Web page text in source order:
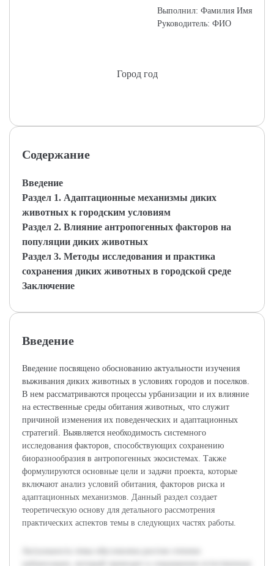
Выполнил: Фамилия Имя
Руководитель: ФИО
Город год
Содержание
Введение
Раздел 1. Адаптационные механизмы диких
животных к городским условиям
Раздел 2. Влияние антропогенных факторов на
популяции диких животных
Раздел 3. Методы исследования и практика
сохранения диких животных в городской среде
Заключение
Введение
Введение посвящено обоснованию актуальности изучения
выживания диких животных в условиях городов и поселков.
В нем рассматриваются процессы урбанизации и их влияние
на естественные среды обитания животных, что служит
причиной изменения их поведенческих и адаптационных
стратегий. Выявляется необходимость системного
исследования факторов, способствующих сохранению
биоразнообразия в антропогенных экосистемах. Также
формулируются основные цели и задачи проекта, которые
включают анализ условий обитания, факторов риска и
адаптационных механизмов. Данный раздел создает
теоретическую основу для детального рассмотрения
практических аспектов темы в следующих частях работы.